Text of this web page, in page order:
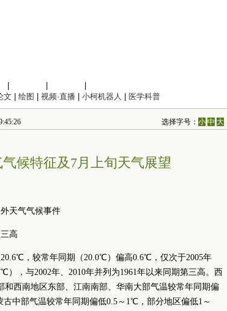
文 绘图 视频·直播 小柯机器人 医学科普
选择字号：小 中 大
候特征及7月上旬天气展望
天气气候事件
高
，较常年同期（20.0℃）偏高0.6℃，仅次于2005年
），与2002年、2010年并列为1961年以来同期第三高。西
西南地区东部、江南南部、华南大部气温较常年同期偏
中部气温较常年同期偏低0.5～1℃，部分地区偏低1～